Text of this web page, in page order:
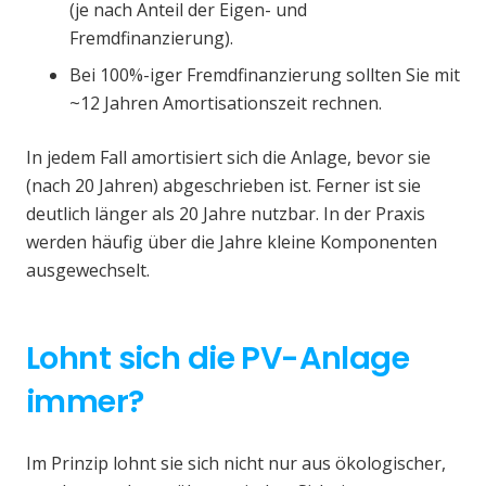
(je nach Anteil der Eigen- und
Fremdfinanzierung).
Bei 100%-iger Fremdfinanzierung sollten Sie mit
~12 Jahren Amortisationszeit rechnen.
In jedem Fall amortisiert sich die Anlage, bevor sie
(nach 20 Jahren) abgeschrieben ist. Ferner ist sie
deutlich länger als 20 Jahre nutzbar. In der Praxis
werden häufig über die Jahre kleine Komponenten
ausgewechselt.
Lohnt sich die PV-Anlage
immer?
Im Prinzip lohnt sie sich nicht nur aus ökologischer,